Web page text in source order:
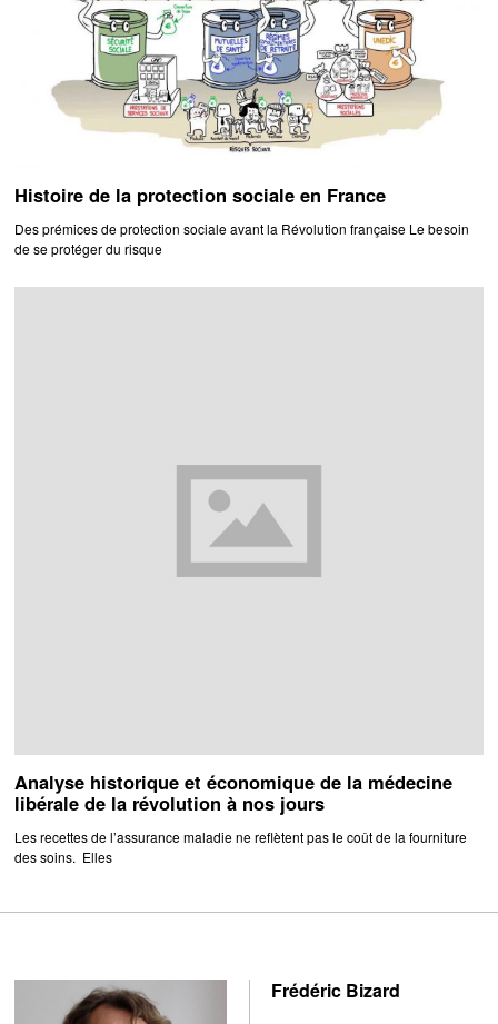
Histoire de la protection sociale en France
Des prémices de protection sociale avant la Révolution française Le besoin
de se protéger du risque
Analyse historique et économique de la médecine
libérale de la révolution à nos jours
Les recettes de l’assurance maladie ne reflètent pas le coût de la fourniture
des soins. Elles
Frédéric Bizard